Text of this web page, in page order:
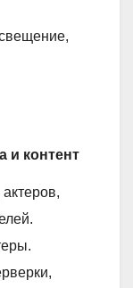
и контент